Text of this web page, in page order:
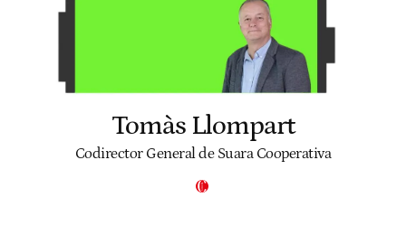
Tomàs Llompart
Codirector General de Suara Cooperativa